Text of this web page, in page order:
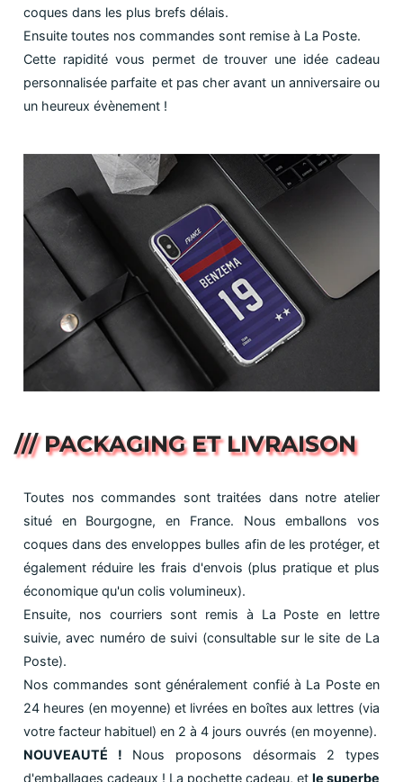
coques dans les plus brefs délais.
Ensuite toutes nos commandes sont remise à La Poste.
Cette rapidité vous permet de trouver une idée cadeau
personnalisée parfaite et pas cher avant un anniversaire ou
un heureux évènement !
/// PACKAGING ET LIVRAISON
Toutes nos commandes sont traitées dans notre atelier
situé en Bourgogne, en France. Nous emballons vos
coques dans des enveloppes bulles afin de les protéger, et
également réduire les frais d'envois (plus pratique et plus
économique qu'un colis volumineux).
Ensuite, nos courriers sont remis à La Poste en lettre
suivie, avec numéro de suivi (consultable sur le site de La
Poste).
Nos commandes sont généralement confié à La Poste en
24 heures (en moyenne) et livrées en boîtes aux lettres (via
votre facteur habituel) en 2 à 4 jours ouvrés (en moyenne).
NOUVEAUTÉ ! Nous proposons désormais 2 types
d'emballages cadeaux ! La pochette cadeau, et le superbe